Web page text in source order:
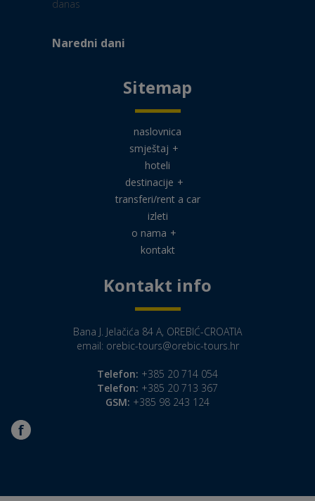
Naredni dani
Sitemap
naslovnica
smještaj +
hoteli
destinacije +
transferi/rent a car
izleti
o nama +
kontakt
Kontakt info
Bana J. Jelačića 84 A, OREBIĆ-CROATIA
email: orebic-tours@orebic-tours.hr
Telefon: +385 20 714 054
Telefon: +385 20 713 367
GSM: +385 98 243 124